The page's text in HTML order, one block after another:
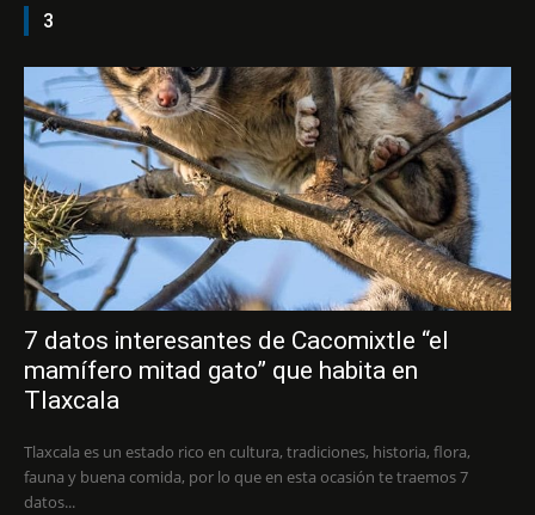
3
7 datos interesantes de Cacomixtle “el
mamífero mitad gato” que habita en
Tlaxcala
Tlaxcala es un estado rico en cultura, tradiciones, historia, flora,
fauna y buena comida, por lo que en esta ocasión te traemos 7
datos...